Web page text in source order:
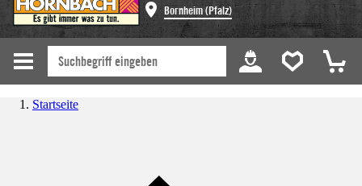
Bornheim (Pfalz)
Startseite